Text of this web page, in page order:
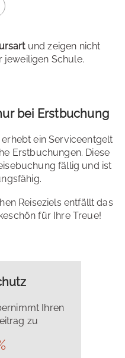
und zeigen nicht
jeweiligen Schule.
bei Erstbuchung
ein Serviceentgelt
Erstbuchungen. Diese
fällig und ist
Reiseziels entfällt das
für Ihre Treue!
Ihren
zu